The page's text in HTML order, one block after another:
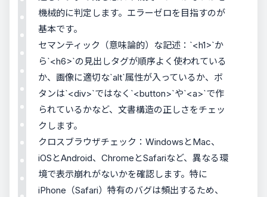
機械的に判定します。エラーゼロを目指すのが
基本です。
セマンティック（意味論的）な記述：`<h1>`か
ら`<h6>`の見出しタグが順序よく使われている
か、画像に適切な`alt`属性が入っているか、ボ
タンは`<div>`ではなく`<button>`や`<a>`で作
られているかなど、文書構造の正しさをチェッ
クします。
クロスブラウザチェック：WindowsとMac、
iOSとAndroid、ChromeとSafariなど、異なる環
境で表示崩れがないかを確認します。特に
iPhone（Safari）特有のバグは頻出するため、